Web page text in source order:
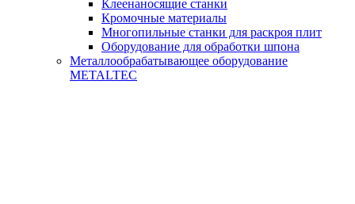
Клеенаносящие станки
Кромочные материалы
Многопильные станки для раскроя плит
Оборудование для обработки шпона
Металлообрабатывающее оборудование
METALTEC